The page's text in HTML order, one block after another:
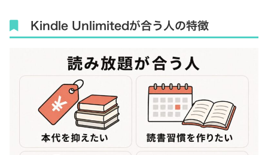
Kindle Unlimitedが合う人の特徴